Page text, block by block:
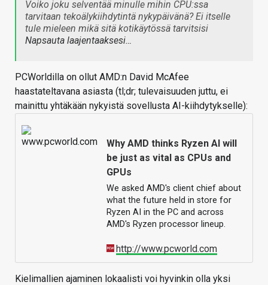
Voiko joku selventää minulle mihin CPU:ssa
tarvitaan tekoälykiihdytintä nykypäivänä? Ei itselle
tule mieleen mikä sitä kotikäytössä tarvitsisi
Napsauta laajentaaksesi…
PCWorldilla on ollut AMD:n David McAfee
haastateltavana asiasta (tl;dr; tulevaisuuden juttu, ei
mainittu yhtäkään nykyistä sovellusta AI-kiihdytykselle):
Why AMD thinks Ryzen AI will
be just as vital as CPUs and
GPUs
We asked AMD's client chief about
what the future held in store for
Ryzen AI in the PC and across
AMD's Ryzen processor lineup.
http://www.pcworld.com
Kielimallien ajaminen lokaalisti voi hyvinkin olla yksi